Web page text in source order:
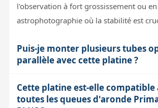
l'observation à fort grossissement ou en
astrophotographie où la stabilité est
Puis-je monter plusieurs tubes
parallèle avec cette platine ?
Oui, le système PLUS permet d'utiliser
d'aronde doubles ou des accessoires
Cette platine est-elle compatible
toutes les queues d'aronde